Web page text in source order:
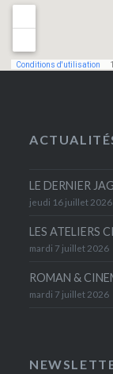
LE DERNIER
jeudi 16 juillet 2026
LES ATELIERS
mardi 7 juillet 2026
ROMAN &
mardi 7 juillet 2026